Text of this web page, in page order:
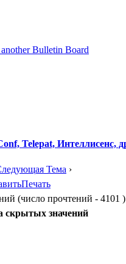
Telepat, Интеллисенс,
Тема ›
Печать
(число прочтений - 4101 )
скрытых значений